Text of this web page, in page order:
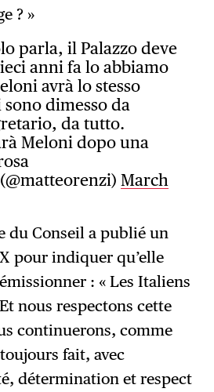
? »
parla, il Palazzo deve
anni fa lo abbiamo
avrà lo stesso
dimesso da
da tutto.
Meloni dopo una
March
du Conseil a publié un
pour indiquer qu’elle
: « Les Italiens
nous respectons cette
continuerons, comme
fait, avec
détermination et respect